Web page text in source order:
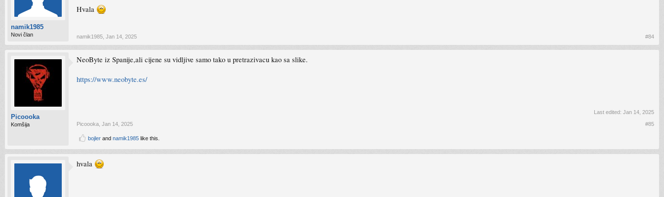
namik1985
Novi član
Hvala
namik1985 Jan 14, 2025 #84
Picoooka
Komšija
NeoByte iz Spanije,ali cijene su vidljive samo tako u pretrazivacu kao sa slike.
https://www.neobyte.es/
Last edited: Jan 14, 2025
Picoooka Jan 14, 2025 #85
bojler and namik1985 like this.
hvala